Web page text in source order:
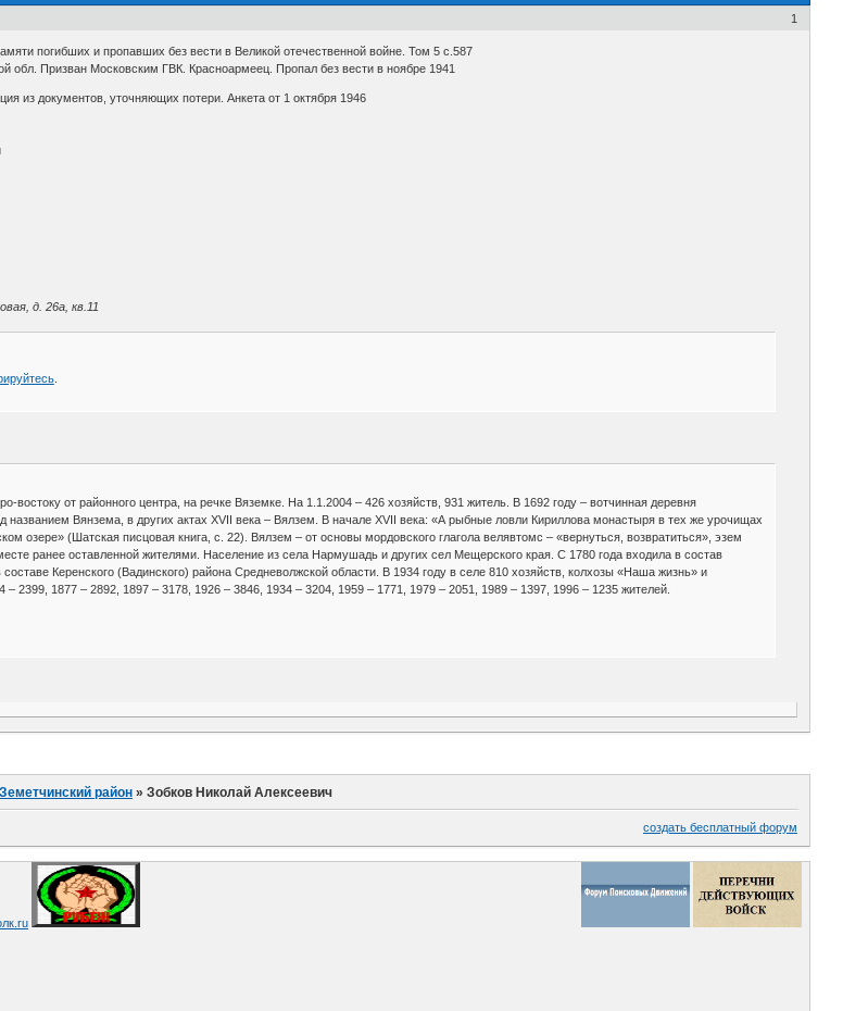
1
погибших и пропавших без вести в Великой отечественной войне. Том 5 с.587
обл. Призван Московским ГВК. Красноармеец. Пропал без вести в ноябре 1941
из документов, уточняющих потери. Анкета от 1 октября 1946
д. 26а, кв.11
.
востоку от районного центра, на речке Вяземке. На 1.1.2004 – 426 хозяйств, 931 житель. В 1692 году – вотчинная деревня
названием Вянзема, в других актах XVII века – Вялзем. В начале XVII века: «А рыбные ловли Кириллова монастыря в тех же урочищах
озере» (Шатская писцовая книга, с. 22). Вялзем – от основы мордовского глагола велявтомс – «вернуться, возвратиться», эзем
ранее оставленной жителями. Население из села Нармушадь и других сел Мещерского края. С 1780 года входила в состав
Керенского (Вадинского) района Средневолжской области. В 1934 году в селе 810 хозяйств, колхозы «Наша жизнь» и
2399, 1877 – 2892, 1897 – 3178, 1926 – 3846, 1934 – 3204, 1959 – 1771, 1979 – 2051, 1989 – 1397, 1996 – 1235 жителей.
Земетчинский район »Зобков Николай Алексеевич
создать бесплатный форум